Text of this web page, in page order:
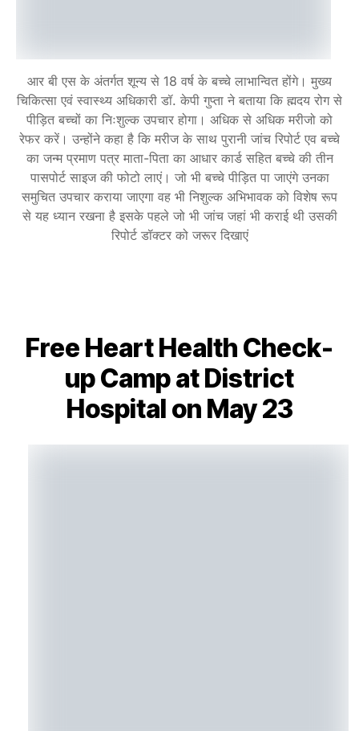
आर बी एस के अंतर्गत शून्य से 18 वर्ष के बच्चे लाभान्वित होंगे। मुख्य
चिकित्सा एवं स्वास्थ्य अधिकारी डॉ. केपी गुप्ता ने बताया कि ह्मदय रोग से
पीड़ित बच्चों का निःशुल्क उपचार होगा। अधिक से अधिक मरीजो को
रेफर करें। उन्होंने कहा है कि मरीज के साथ पुरानी जांच रिपोर्ट एव बच्चे
का जन्म प्रमाण पत्र माता-पिता का आधार कार्ड सहित बच्चे की तीन
पासपोर्ट साइज की फोटो लाएं। जो भी बच्चे पीड़ित पा जाएंगे उनका
समुचित उपचार कराया जाएगा वह भी निशुल्क अभिभावक को विशेष रूप
से यह ध्यान रखना है इसके पहले जो भी जांच जहां भी कराई थी उसकी
रिपोर्ट डॉक्टर को जरूर दिखाएं
Free Heart Health Check-
up Camp at District
Hospital on May 23